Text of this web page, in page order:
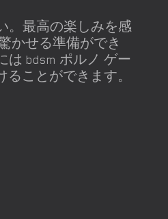
。最高の楽しみを感
かせる準備ができ
は bdsm ポルノ ゲー
ことができます。